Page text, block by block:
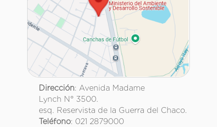
Dirección: Avenida Madame
Lynch N° 3500.
esq. Reservista de la Guerra del Chaco.
Teléfono: 021 2879000